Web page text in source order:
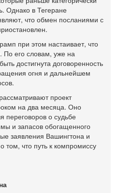
Однако в Тегеране
что обмен посланиями с
при этом настаивает, что
По его словам, уже на
достигнута договоренность
огня и дальнейшем
проект
на два месяца. Оно
переговоров о судьбе
и запасов обогащенного
заявления Вашингтона и
том, что путь к компромиссу